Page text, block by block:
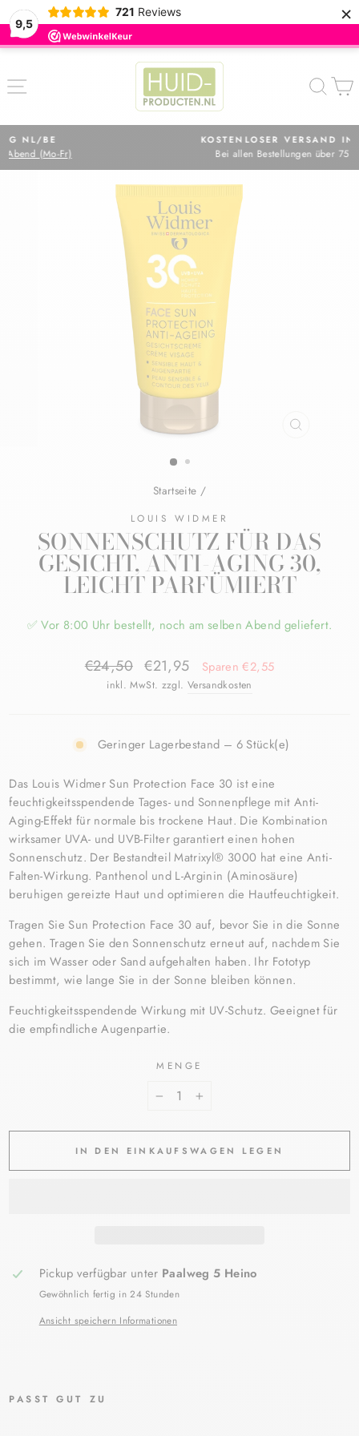
9,5
721 Reviews ×
Inhalt
SEITENNAVIGATION
KOSTENLOSER VERSAND IN NL
Bei allen Bestellungen über 75 €
Startseite /
LOUIS WIDMER
SONNENSCHUTZ FÜR DAS
GESICHT, ANTI-AGING 30,
LEICHT PARFÜMIERT
✅ Vor 8:00 Uhr bestellt, noch am selben Abend geliefert.
Normaler
Preis
€24,50 Sonderpreis
€21,95 Sparen €2,55
inkl. MwSt. zzgl. Versandkosten
Geringer Lagerbestand – 6 Stück(e)
Das Louis Widmer Sun Protection Face 30 ist eine
feuchtigkeitsspendende Tages- und Sonnenpflege mit Anti-
Aging-Effekt für normale bis trockene Haut. Die Kombination
wirksamer UVA- und UVB-Filter garantiert einen hohen
Sonnenschutz. Der Bestandteil Matrixyl® 3000 hat eine Anti-
Falten-Wirkung. Panthenol und L-Arginin (Aminosäure)
beruhigen gereizte Haut und optimieren die Hautfeuchtigkeit.
Tragen Sie Sun Protection Face 30 auf, bevor Sie in die Sonne
gehen. Tragen Sie den Sonnenschutz erneut auf, nachdem Sie
sich im Wasser oder Sand aufgehalten haben. Ihr Fototyp
bestimmt, wie lange Sie in der Sonne bleiben können.
Feuchtigkeitsspendende Wirkung mit UV-Schutz. Geeignet für
die empfindliche Augenpartie.
MENGE
+
IN DEN EINKAUFSWAGEN LEGEN
Pickup verfügbar unter Paalweg 5 Heino
Gewöhnlich fertig in 24 Stunden
Ansicht speichern Informationen
PASST GUT ZU